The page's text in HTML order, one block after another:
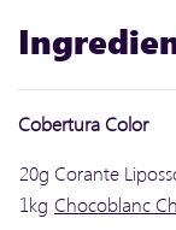
Cobertura Color
20g Corante
1kg Chocoblanc